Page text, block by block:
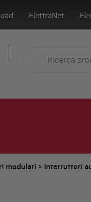
ElettraNet
modulari > Interruttori